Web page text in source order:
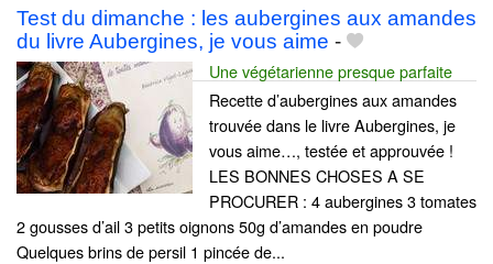
Test du dimanche : les aubergines aux amandes
du livre Aubergines, je vous aime -
Une végétarienne presque parfaite
Recette d’aubergines aux amandes
trouvée dans le livre Aubergines, je
vous aime…, testée et approuvée !
LES BONNES CHOSES A SE
PROCURER : 4 aubergines 3 tomates
2 gousses d’ail 3 petits oignons 50g d’amandes en poudre
Quelques brins de persil 1 pincée de...